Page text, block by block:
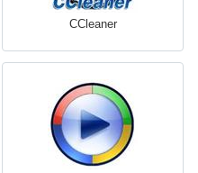
CCleaner